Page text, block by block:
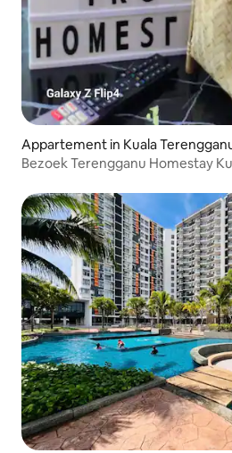
Appartement in Kuala
Bezoek Terengganu Homestay